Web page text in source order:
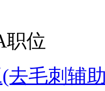
职位
去毛刺辅